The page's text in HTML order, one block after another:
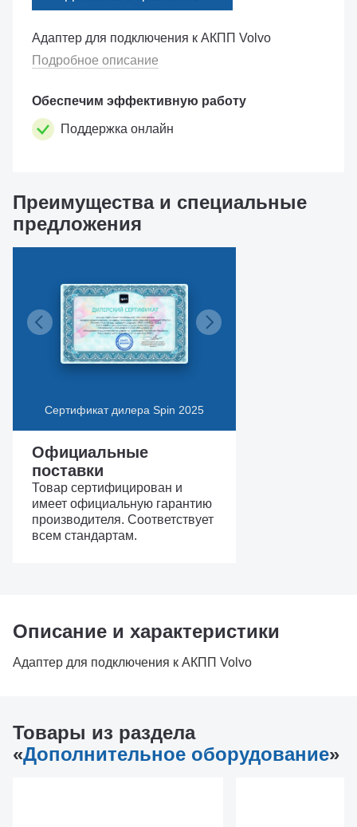
Адаптер для подключения к АКПП Volvo
Подробное описание
Обеспечим эффективную работу
Поддержка онлайн
Преимущества и специальные
предложения
Сертификат дилера Spin 2025
Официальные
поставки
Товар сертифицирован и
имеет официальную гарантию
производителя. Соответствует
всем стандартам.
Описание и характеристики
Адаптер для подключения к АКПП Volvo
Товары из раздела
«Дополнительное оборудование»